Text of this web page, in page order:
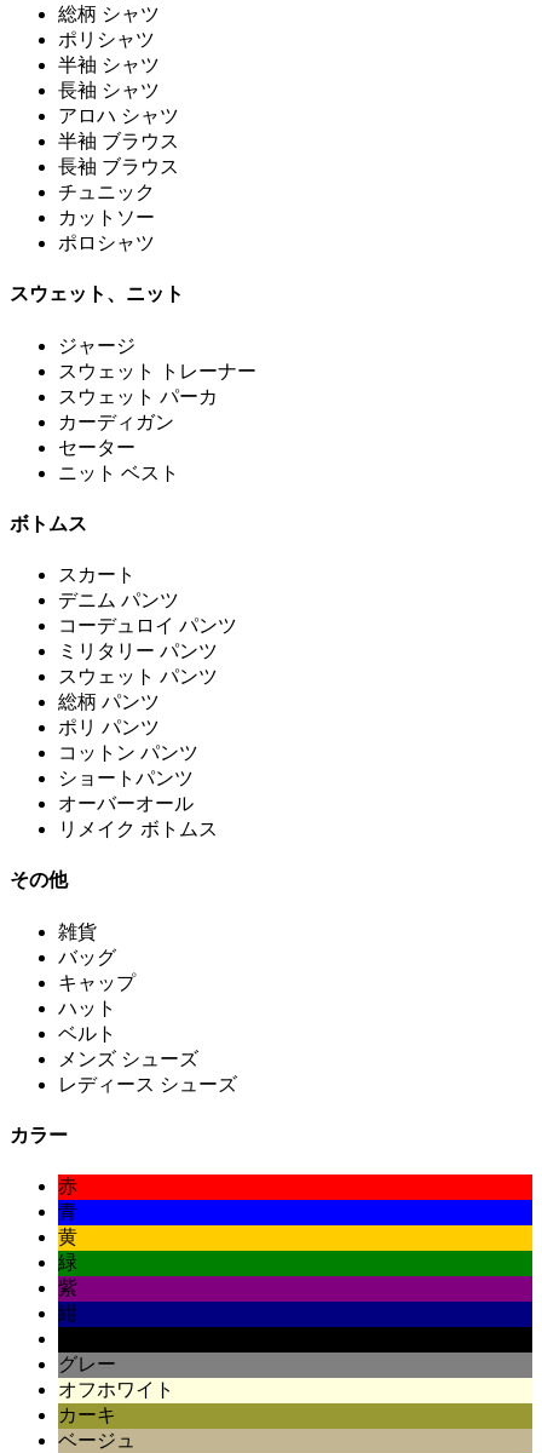
総柄 シャツ
ポリシャツ
半袖 シャツ
長袖 シャツ
アロハ シャツ
半袖 ブラウス
長袖 ブラウス
チュニック
カットソー
ポロシャツ
スウェット、ニット
ジャージ
スウェット トレーナー
スウェット パーカ
カーディガン
セーター
ニット ベスト
ボトムス
スカート
デニム パンツ
コーデュロイ パンツ
ミリタリー パンツ
スウェット パンツ
総柄 パンツ
ポリ パンツ
コットン パンツ
ショートパンツ
オーバーオール
リメイク ボトムス
その他
雑貨
バッグ
キャップ
ハット
ベルト
メンズ シューズ
レディース シューズ
カラー
赤
青
黄
緑
紫
紺
グレー
オフホワイト
カーキ
ベージュ